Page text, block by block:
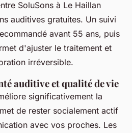
SoluSons à Le Haillan
auditives gratuites. Un suivi
avant 55 ans, puis
d'ajuster le traitement et
irréversible.
auditive et qualité de vie
significativement la
de rester socialement actif
avec vos proches. Les